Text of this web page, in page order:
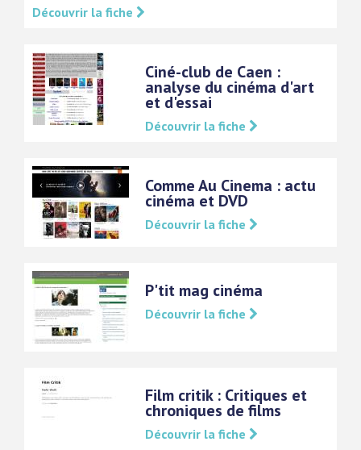
Découvrir la fiche
Ciné-club de Caen :
analyse du cinéma d'art
et d'essai
Découvrir la fiche
Comme Au Cinema : actu
cinéma et DVD
Découvrir la fiche
P'tit mag cinéma
Découvrir la fiche
Film critik : Critiques et
chroniques de films
Découvrir la fiche